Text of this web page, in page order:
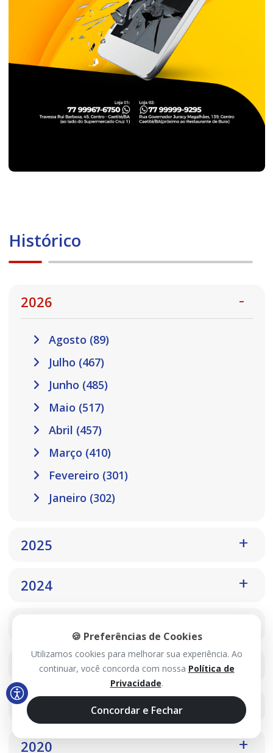
Histórico
2026
Agosto (89)
Julho (467)
Junho (485)
Maio (517)
Abril (457)
Março (410)
Fevereiro (301)
Janeiro (302)
2025
2024
2022
2021
2020
🍪 Preferências de Cookies
Utilizamos cookies para melhorar sua experiência. Ao
continuar, você concorda com nossa Política de
Privacidade.
Concordar e Fechar